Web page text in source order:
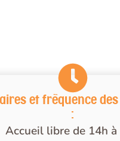
et fréquence
:
Accueil libre de 14h à